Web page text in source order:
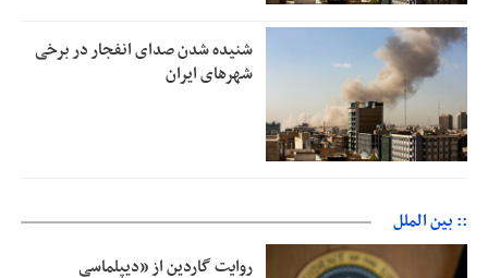
شنیده شدن صدای انفجار در برخی
شهرهای ایران
:: بین الملل
روایت گاردین از «دیپلماسی